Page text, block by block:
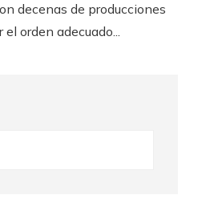
decenas de producciones
orden adecuado...